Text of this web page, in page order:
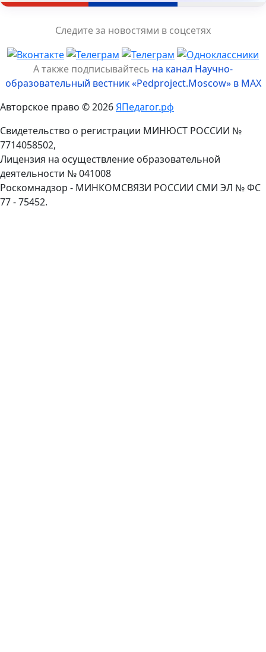
Следите за новостями в соцсетях
А также подписывайтесь на канал Научно-
образовательный вестник «Pedproject.Moscow» в MAX
Авторское право © 2026ЯПедагог.рф
Свидетельство о регистрации МИНЮСТ РОССИИ №
7714058502,
Лицензия на осуществление образовательной
деятельности № 041008
Роскомнадзор - МИНКОМСВЯЗИ РОССИИ СМИ ЭЛ № ФС
77 - 75452.